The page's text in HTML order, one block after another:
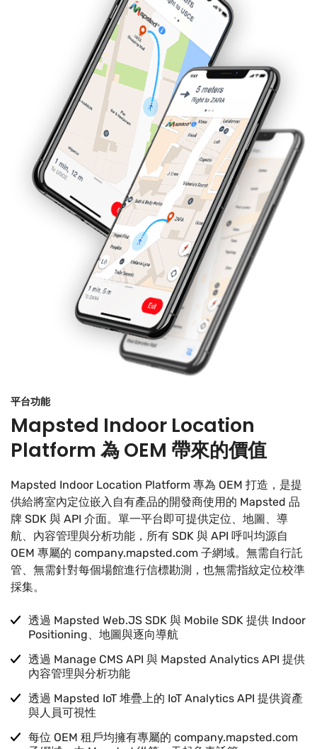
平台功能
Mapsted Indoor Location
Platform 為 OEM 帶來的價值
Mapsted Indoor Location Platform 專為 OEM 打造，是提
供給將室內定位嵌入自有產品的開發商使用的 Mapsted 品
牌 SDK 與 API 介面。單一平台即可提供定位、地圖、導
航、內容管理與分析功能，所有 SDK 與 API 呼叫均源自
OEM 專屬的 company.mapsted.com 子網域。無需自行託
管、無需針對每個場館進行信標勘測，也無需指紋定位校準
採集。
透過 Mapsted Web.JS SDK 與 Mobile SDK 提供 Indoor
Positioning、地圖與逐向導航
透過 Manage CMS API 與 Mapsted Analytics API 提供
內容管理與分析功能
透過 Mapsted IoT 堆疊上的 IoT Analytics API 提供資產
與人員可視性
每位 OEM 租戶均擁有專屬的 company.mapsted.com